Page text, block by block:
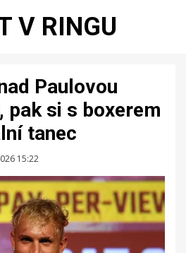
V RINGU
Paulovou
pak si s boxerem
tanec
15:22